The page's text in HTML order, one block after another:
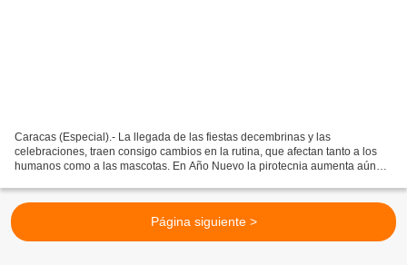
Caracas (Especial).- La llegada de las fiestas decembrinas y las
celebraciones, traen consigo cambios en la rutina, que afectan tanto a los
humanos como a las mascotas. En Año Nuevo la pirotecnia aumenta aún
Página siguiente >